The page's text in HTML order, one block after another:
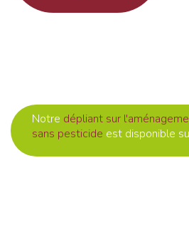
Notre dépliant sur
sans pesticide est disponible